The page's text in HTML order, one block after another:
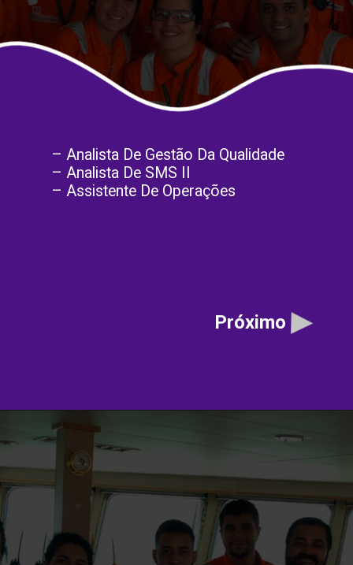
– Analista De Gestão Da Qualidade
– Analista De SMS II
– Assistente De Operações
Próximo